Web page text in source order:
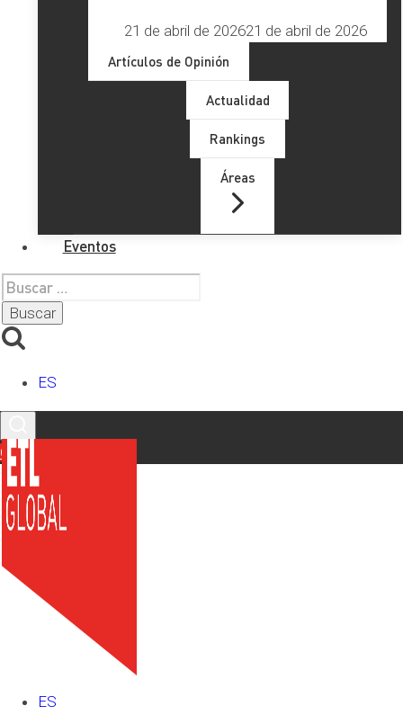
21 de abril de 202621 de abril de 2026
Artículos de Opinión
Actualidad
Rankings
Áreas
Eventos
Buscar:
ES
Contacto
ES
Instagram
YouTube
TikTok